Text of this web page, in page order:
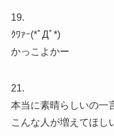
19.
ｸﾜｧｰ(*ﾟДﾟ*)
かっこよかー
21.
本当に素晴らしいの一
こんな人が増えてほし